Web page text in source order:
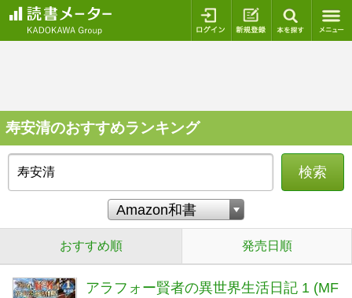
ログイン 新規登録
寿安清のおすすめランキング
検索
おすすめ順 発売日順
アラフォー賢者の異世界生活日記 1 (MF